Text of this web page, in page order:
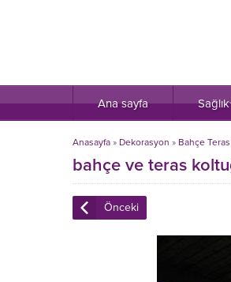
Ana sayfa Sağlık
Anasayfa » Dekorasyon » Bahçe
bahçe ve teras
Önceki